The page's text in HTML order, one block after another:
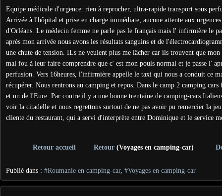
Equipe médicale d'urgence: rien à reprocher, ultra-rapide transport sous
Arrivée à l'hôpital et prise en charge immédiate; aucune attente aux
d'Orléans. Le médecin femme ne parle pas le français mais l' infirmière le
après mon arrivée nous avons les résultats sanguins et de
une chute de tension. ILs ne veulent plus me lâcher car ils trouvent que
mal fou à leur faire comprendre que c' est mon pouls normal et je passe l'
perfusion. Vers 16heures, l'infirmière appelle le taxi qui nous a conduit ce
récupérer. Nous rentrons au camping et repos. Dans le camp 2 camping
et un de l'Eure. Par contre il y a une bonne trentaine de camping-cars
voir la citadelle et nous regrettons surtout de ne pas avoir pu remercier la
cliente du restaurant, qui a servi d'interprète entre Dominique et le service
Retour accueil Retour (Voyages en camping-car)
Publié dans : #Roumanie en camping-car, #Voyages en camping-car